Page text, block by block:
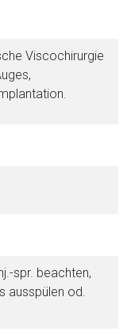
Viscochirurgie
spr. beachten,
ausspülen od.
Zur Seite